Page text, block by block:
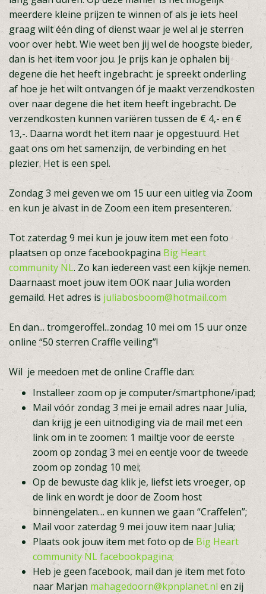
meerdere kleine prijzen te winnen of als je iets heel
graag wilt één ding of dienst waar je wel al je sterren
voor over hebt. Wie weet ben jij wel de hoogste bieder,
dan is het item voor jou. Je prijs kan je ophalen bij
degene die het heeft ingebracht: je spreekt onderling
af hoe je het wilt ontvangen óf je maakt verzendkosten
over naar degene die het item heeft ingebracht. De
verzendkosten kunnen variëren tussen de € 4,- en €
13,-. Daarna wordt het item naar je opgestuurd. Het
gaat ons om het samenzijn, de verbinding en het
plezier. Het is een spel.
Zondag 3 mei geven we om 15 uur een uitleg via Zoom
en kun je alvast in de Zoom een item presenteren.
Tot zaterdag 9 mei kun je jouw item met een foto
plaatsen op onze facebookpagina Big Heart
community NL. Zo kan iedereen vast een kijkje nemen.
Daarnaast moet jouw item OOK naar Julia worden
gemaild. Het adres is juliabosboom@hotmail.com
En dan... tromgeroffel...zondag 10 mei om 15 uur onze
online “50 sterren Craffle veiling”!
Wil je meedoen met de online Craffle dan:
Installeer zoom op je computer/smartphone/ipad;
Mail vóór zondag 3 mei je email adres naar Julia,
dan krijg je een uitnodiging via de mail met een
link om in te zoomen: 1 mailtje voor de eerste
zoom op zondag 3 mei en eentje voor de tweede
zoom op zondag 10 mei;
Op de bewuste dag klik je, liefst iets vroeger, op
de link en wordt je door de Zoom host
binnengelaten… en kunnen we gaan “Craffelen”;
Mail voor zaterdag 9 mei jouw item naar Julia;
Plaats ook jouw item met foto op de Big Heart
community NL facebookpagina;
Heb je geen facebook, mail dan je item met foto
naar Marjan mahagedoorn@kpnplanet.nl en zij